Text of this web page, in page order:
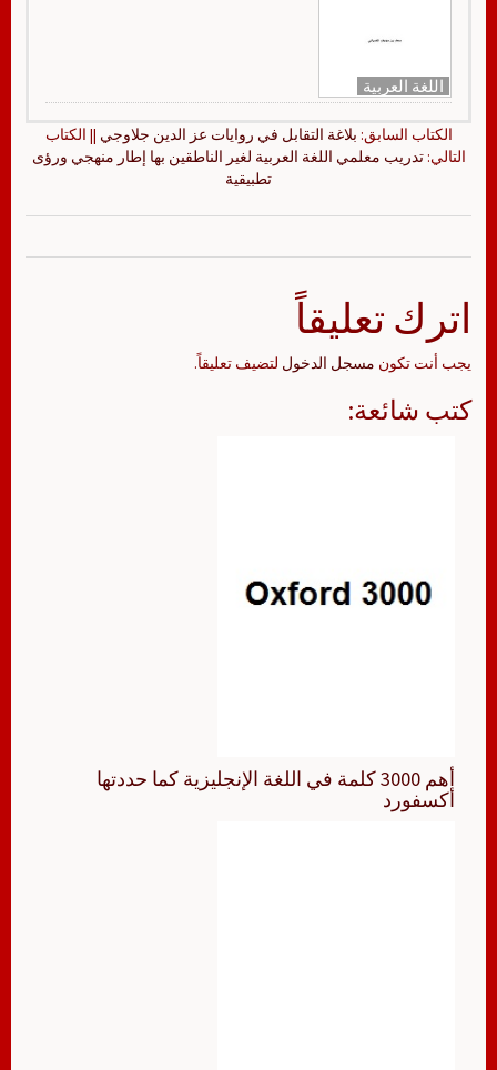
اللغة العربية
الكتاب السابق: بلاغة التقابل في روايات عز الدين جلاوجي || الكتاب
التالي:تدريب معلمي اللغة العربية لغير الناطقين بها إطار منهجي ورؤى
تطبيقية
اترك تعليقاً
يجب أنت تكون مسجل الدخول لتضيف تعليقاً.
كتب شائعة:
أهم 3000 كلمة في اللغة الإنجليزية كما حددتها
أكسفورد